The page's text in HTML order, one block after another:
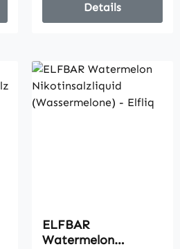
Details
ELFBAR
Watermelon